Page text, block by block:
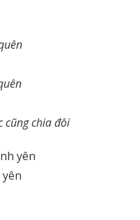
cũng chia đôi
yên